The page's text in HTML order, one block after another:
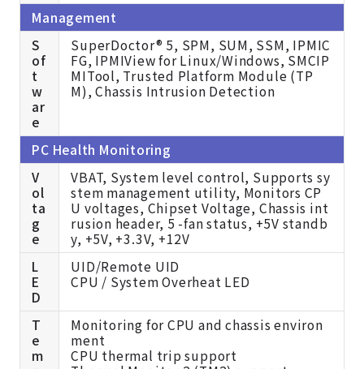
Management
S
of
t
w
ar
e
SuperDoctor® 5, SPM, SUM, SSM, IPMIC
FG, IPMIView for Linux/Windows, SMCIP
MITool, Trusted Platform Module (TP
M), Chassis Intrusion Detection
PC Health Monitoring
V
ol
ta
g
e
VBAT, System level control, Supports sy
stem management utility, Monitors CP
U voltages, Chipset Voltage, Chassis int
rusion header, 5 -fan status, +5V standb
y, +5V, +3.3V, +12V
L
E
D
UID/Remote UID
CPU / System Overheat LED
T
e
m
Monitoring for CPU and chassis environ
ment
CPU thermal trip support